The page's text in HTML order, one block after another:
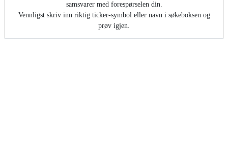
samsvarer med forespørselen din.
Vennligst skriv inn riktig ticker-symbol eller navn i søkeboksen og
prøv igjen.